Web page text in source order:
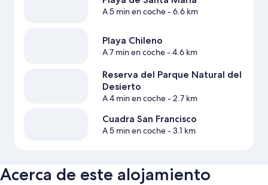
A 5 min en coche- 6.6 km
Playa Chileno
A 7 min en coche- 4.6 km
Reserva del Parque Natural del
Desierto
A 4 min en coche- 2.7 km
Cuadra San Francisco
A 5 min en coche- 3.1 km
Acerca de este alojamiento